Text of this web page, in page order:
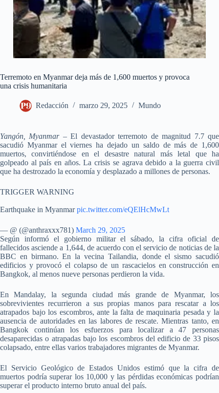
Terremoto en Myanmar deja más de 1,600 muertos y provoca
una crisis humanitaria
Redacción marzo 29, 2025 Mundo
Yangón, Myanmar – El devastador terremoto de magnitud 7.7 que
sacudió Myanmar el viernes ha dejado un saldo de más de 1,600
muertos, convirtiéndose en el desastre natural más letal que ha
golpeado al país en años. La crisis se agrava debido a la guerra civil
que ha destrozado la economía y desplazado a millones de personas.
TRIGGER WARNING
Earthquake in Myanmarpic.twitter.com/eQElHcMwLt
— @ (@anthraxxx781) March 29, 2025
Según informó el gobierno militar el sábado, la cifra oficial de
fallecidos asciende a 1,644, de acuerdo con el servicio de noticias de la
BBC en birmano. En la vecina Tailandia, donde el sismo sacudió
edificios y provocó el colapso de un rascacielos en construcción en
Bangkok, al menos nueve personas perdieron la vida.
En Mandalay, la segunda ciudad más grande de Myanmar, los
sobrevivientes recurrieron a sus propias manos para rescatar a los
atrapados bajo los escombros, ante la falta de maquinaria pesada y la
ausencia de autoridades en las labores de rescate. Mientras tanto, en
Bangkok continúan los esfuerzos para localizar a 47 personas
desaparecidas o atrapadas bajo los escombros del edificio de 33 pisos
colapsado, entre ellas varios trabajadores migrantes de Myanmar.
El Servicio Geológico de Estados Unidos estimó que la cifra de
muertos podría superar los 10,000 y las pérdidas económicas podrían
superar el producto interno bruto anual del país.